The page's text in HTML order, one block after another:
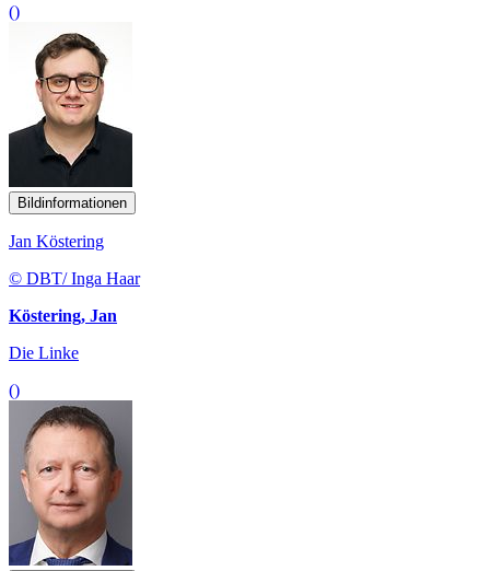
()
Bildinformationen
Jan Köstering
© DBT/ Inga Haar
Köstering, Jan
Die Linke
()